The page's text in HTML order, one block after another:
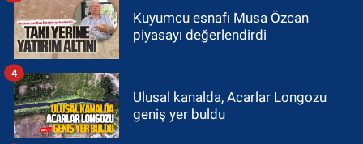
Kuyumcu esnafı Musa Özcan
piyasayı değerlendirdi
Ulusal kanalda, Acarlar Longozu
geniş yer buldu
4